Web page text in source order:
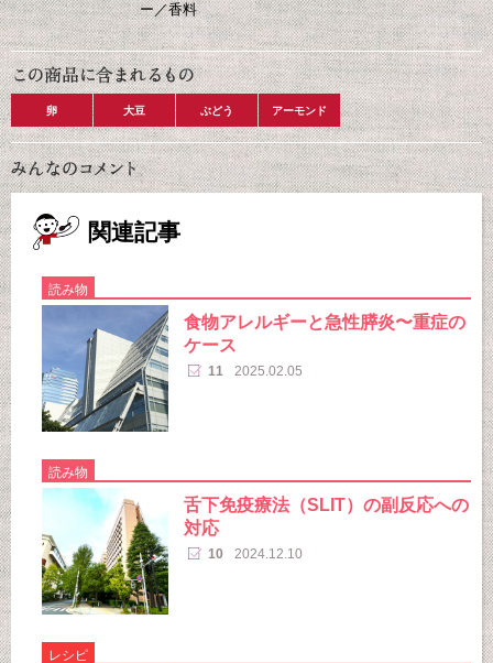
ー／香料
卵 大豆 ぶどう アーモンド
関連記事
読み物
食物アレルギーと急性膵炎〜重症の
ケース
11 2025.02.05
読み物
舌下免疫療法（SLIT）の副反応への
対応
10 2024.12.10
レシピ